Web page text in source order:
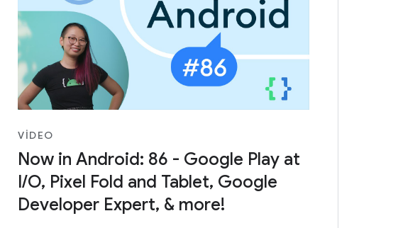
VIDEO
Now in Android: 86 - Google Play at
I/O, Pixel Fold and Tablet, Google
Developer Expert, & more!